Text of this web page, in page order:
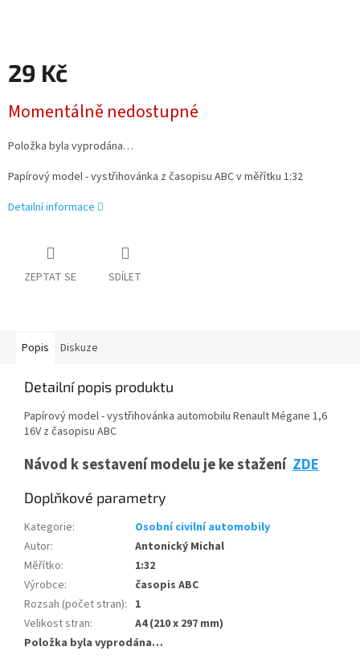
29 Kč
cena:
Momentálně nedostupné
Položka byla vyprodána…
Papírový model - vystřihovánka z časopisu ABC v měřítku 1:32
Detailní informace
ZEPTAT SE SDÍLET
Popis Diskuze
Detailní popis produktu
Papírový model - vystřihovánka automobilu Renault Mégane 1,6
16V z časopisu ABC
Návod k sestavení modelu je ke stažení ZDE
Doplňkové parametry
Kategorie:
Osobní civilní automobily
Autor:
Antonický Michal
Měřítko:
1:32
Výrobce:
časopis ABC
Rozsah (počet stran): 1
Velikost stran:
A4 (210 x 297 mm)
Položka byla vyprodána…